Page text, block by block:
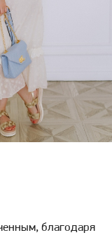
благодаря